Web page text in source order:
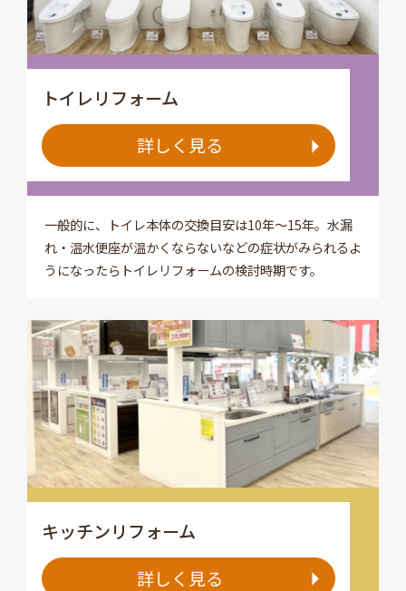
トイレリフォーム
詳しく見る
一般的に、トイレ本体の交換目安は10年～15年。水漏
れ・温水便座が温かくならないなどの症状がみられるよ
うになったらトイレリフォームの検討時期です。
キッチンリフォーム
詳しく見る